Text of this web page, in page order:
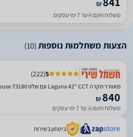
₪
משלוח חינם עד 7 ימי עסקים
הצעות משתלמות נוספות(10)
5
(
222
)
‏מאוורר תקרה Laguna 42" CCT עם שלט 73180 Westinghouse
₪840
משלוח חינם עד 7 ימי עסקים
ביטחון בשירות